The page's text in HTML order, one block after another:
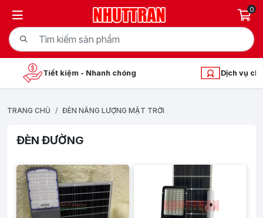
0
- Nhanh chóng Dịch vụ chuyên nghiệp
TRANG CHỦ ĐÈN NĂNG LƯỢNG MẶT TRỜI
ĐÈN ĐƯỜNG